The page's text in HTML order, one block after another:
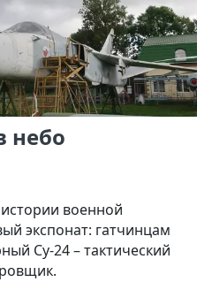
небо
военной
экспонат: гатчинцам
Су-24 – тактический